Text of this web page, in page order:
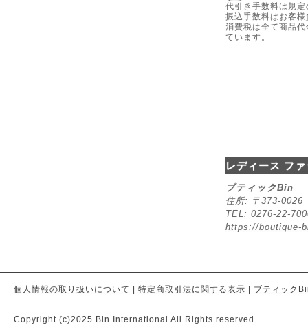
代引き手数料は規
振込手数料はお客
消費税は全て商品
ています。
レディース フ
ブティックBin
住所: 〒373-
TEL: 0276-22-
https://boutique-
個人情報の取り扱いについて 特定商取引法に関する表示 ブティック
Copyright (c)2025 Bin International All Rights reserved.